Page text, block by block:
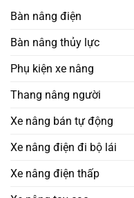
Bàn nâng điện
Bàn nâng thủy lực
Phụ kiện xe nâng
Thang nâng người
Xe nâng bán tự động
Xe nâng điện đi bộ lái
Xe nâng điện thấp